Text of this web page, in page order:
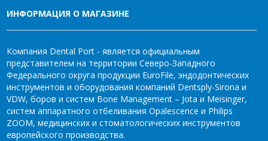
ИНФОРМАЦИЯ О МАГАЗИНЕ
Компания Dental Port - является официальным
представителем на территории Северо-Западного
Федерального округа продукции EuroFile, эндодонтических
инструментов и оборудования компаний Dentsply-Sirona и
VDW, боров и систем Bone Management – Jota и Meisinger,
систем аппаратного отбеливания Opalescence и Philips
ZOOM, медицинских и стоматологических инструментов
европейского производства.